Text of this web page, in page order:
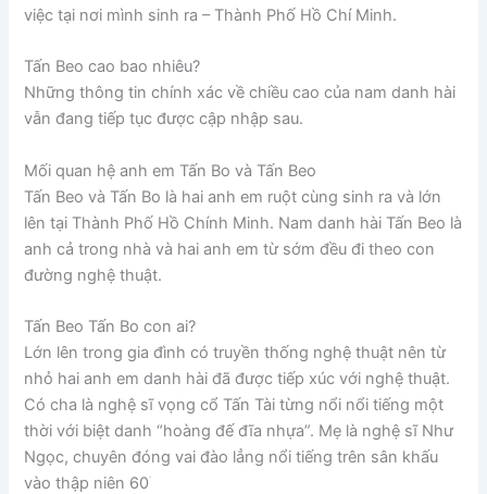
việc tại nơi mình sinh ra – Thành Phố Hồ Chí Minh.
Tấn Beo cao bao nhiêu?
Những thông tin chính xác về chiều cao của nam danh hài
vẫn đang tiếp tục được cập nhập sau.
Mối quan hệ anh em Tấn Bo và Tấn Beo
Tấn Beo và Tấn Bo là hai anh em ruột cùng sinh ra và lớn
lên tại Thành Phố Hồ Chính Minh. Nam danh hài Tấn Beo là
anh cả trong nhà và hai anh em từ sớm đều đi theo con
đường nghệ thuật.
Tấn Beo Tấn Bo con ai?
Lớn lên trong gia đình có truyền thống nghệ thuật nên từ
nhỏ hai anh em danh hài đã được tiếp xúc với nghệ thuật.
Có cha là nghệ sĩ vọng cổ Tấn Tài từng nổi nổi tiếng một
thời với biệt danh “hoàng đế đĩa nhựa”. Mẹ là nghệ sĩ Như
Ngọc, chuyên đóng vai đào lẳng nổi tiếng trên sân khấu
vào thập niên 60.